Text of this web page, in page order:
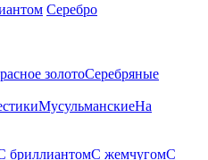
Серебро
золотоСеребряные
МусульманскиеНа
бриллиантомС жемчугомС